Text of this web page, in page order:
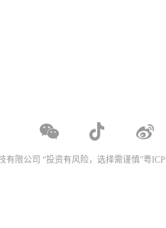
粤
有限公司 “投资有风险，选择需谨慎”